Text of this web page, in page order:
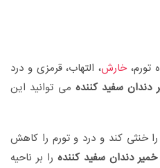
خارش، التهاب، قرمزی و درد
دندان سفید کننده می توانید این
خنثی کند و درد و تورم را کاهش
خمیر دندان سفید کننده را بر ناحیه